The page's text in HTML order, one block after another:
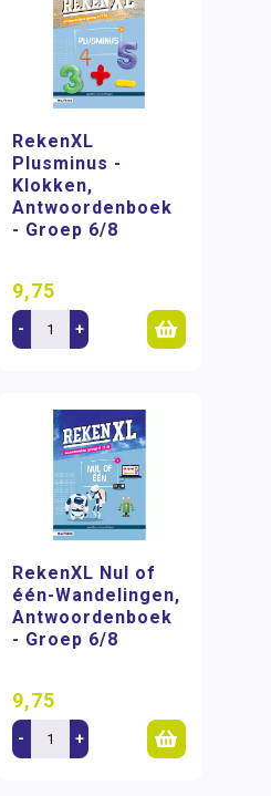
RekenXL
Plusminus -
Klokken,
Antwoordenboek
- Groep 6/8
9,75
- +
RekenXL Nul of
één-Wandelingen,
Antwoordenboek
- Groep 6/8
9,75
- +